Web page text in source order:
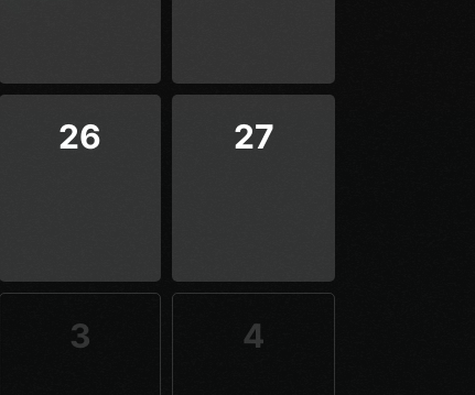
26 27
3 4